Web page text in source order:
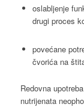
oslabljenje
drugi proces
povećane
čvorića na
Redovna
nutrijenata